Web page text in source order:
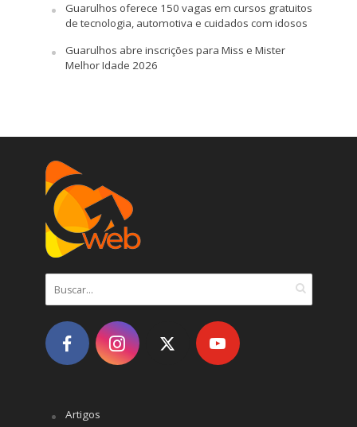
Guarulhos oferece 150 vagas em cursos gratuitos
de tecnologia, automotiva e cuidados com idosos
Guarulhos abre inscrições para Miss e Mister
Melhor Idade 2026
Artigos